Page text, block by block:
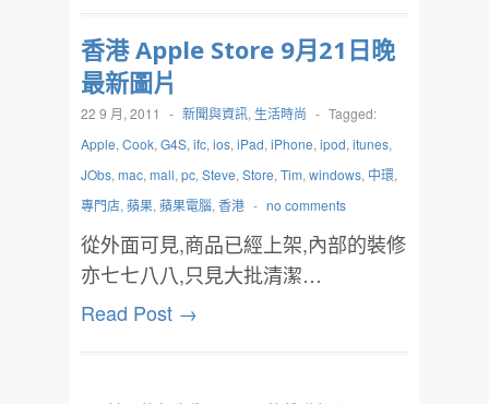
香港 Apple Store 9月21日晚
最新圖片
22 9 月, 2011 - 新聞與資訊, 生活時尚 - Tagged:
Apple, Cook, G4S, ifc, ios, iPad, iPhone, ipod, itunes,
JObs, mac, mall, pc, Steve, Store, Tim, windows, 中環,
專門店, 蘋果, 蘋果電腦, 香港 - no comments
從外面可見,商品已經上架,內部的裝修
亦七七八八,只見大批清潔…
Read Post →